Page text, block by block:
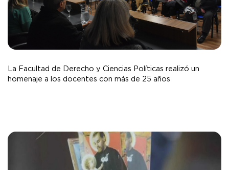
La Facultad de Derecho y Ciencias Políticas realizó un
homenaje a los docentes con más de 25 años